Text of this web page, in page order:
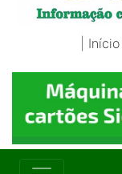
Início